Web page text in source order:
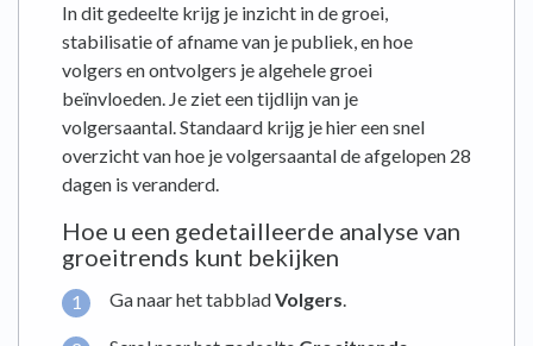
In dit gedeelte krijg je inzicht in de groei,
stabilisatie of afname van je publiek, en hoe
volgers en ontvolgers je algehele groei
beïnvloeden. Je ziet een tijdlijn van je
volgersaantal. Standaard krijg je hier een snel
overzicht van hoe je volgersaantal de afgelopen 28
dagen is veranderd.
Hoe u een gedetailleerde analyse van
groeitrends kunt bekijken
Ga naar het tabbladVolgers.